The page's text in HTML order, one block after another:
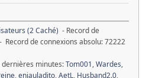
(2 Caché) - Record de
- Record de connexions absolu: 72222
minutes:Tom001,Wardes,
,enjauladito,AetL, Husband2.0,